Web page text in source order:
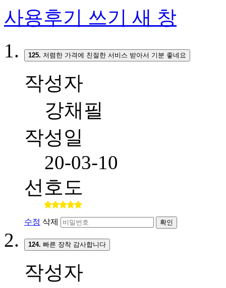
사용후기 쓰기 새 창
125. 저렴한 가격에 친절한 서비스 받아서 기분 좋네요
작성자
강채필
작성일
20-03-10
선호도
수정 삭제 확인
124. 빠른 장착 감사합니다
작성자